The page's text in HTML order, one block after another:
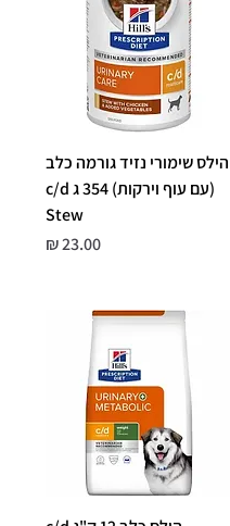
הילס שימורי נזיד גורמה כלב
(עם עוף וירקות) 354 ג c/d
Stew
מחיר